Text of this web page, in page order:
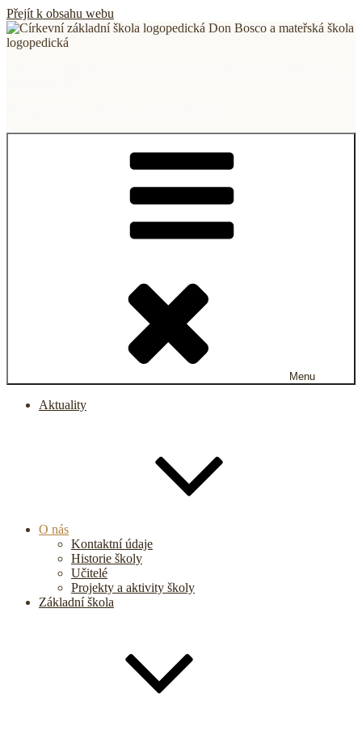
Přejít k obsahu webu
Menu
Aktuality
O nás
Kontaktní údaje
Historie školy
Učitelé
Projekty a aktivity školy
Základní škola